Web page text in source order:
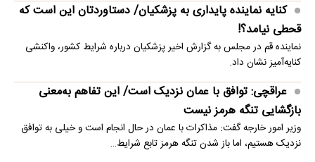
کنایه نماینده پایداری به پزشکیان/ دستاوردتان این است که
قحطی نیامد؟!
نماینده قم در مجلس به گزارش اخیر پزشکیان درباره شرایط کشور، واکنشی
کنایه‌آمیز نشان داد.
عراقچی: توافق با عمان نزدیک است/ این تفاهم به‌معنی
بازگشایی تنگه هرمز نیست
وزیر امور خارجه گفت: مذاکرات با عمان در حال انجام است و خیلی به توافق
نزدیک هستیم، اما باز شدن تنگه هرمز تابع شرایط…